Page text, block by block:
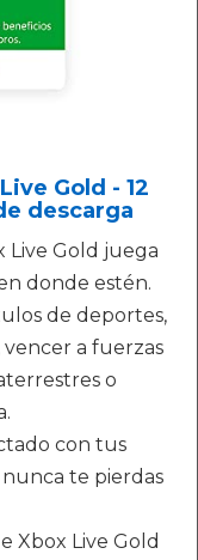
Gold - 12
descarga
Live Gold juega
donde estén.
de deportes,
a fuerzas
o
con tus
te pierdas
Xbox Live Gold